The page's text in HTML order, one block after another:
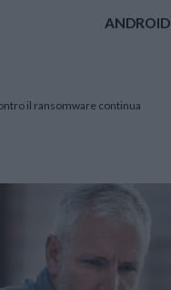
ANDROID
il ransomware continua